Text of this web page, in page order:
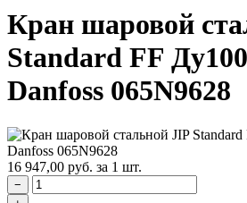
Кран шаровой
Standard FF
Danfoss 065N9628
16 947,00 руб. за 1 шт.
−